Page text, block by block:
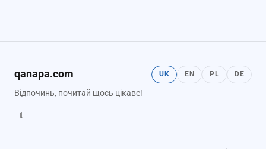
qanapa.com
Відпочинь, почитай щось цікаве!
t
UK EN PL DE